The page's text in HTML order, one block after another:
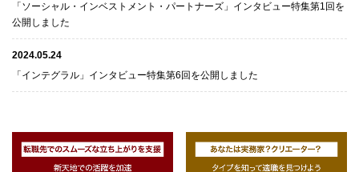
「ソーシャル・インベストメント・パートナーズ」インタビュー特集第1回を
公開しました
2024.05.24
「インテグラル」インタビュー特集第6回を公開しました